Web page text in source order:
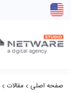
صفحه اصلی مقالات